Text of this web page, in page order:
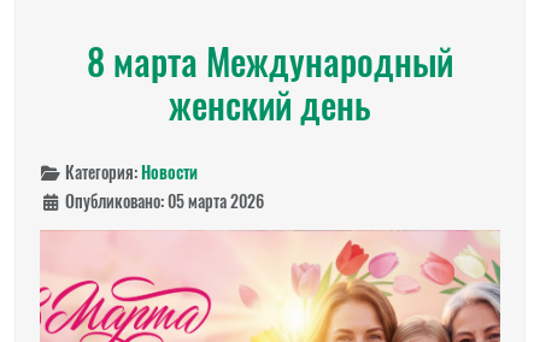
8 марта Международный
женский день
Категория:Новости
Опубликовано: 05 марта 2026